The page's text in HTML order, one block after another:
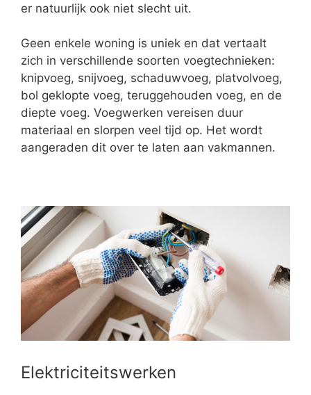
er natuurlijk ook niet slecht uit.
Geen enkele woning is uniek en dat vertaalt
zich in verschillende soorten voegtechnieken:
knipvoeg, snijvoeg, schaduwvoeg, platvolvoeg,
bol geklopte voeg, teruggehouden voeg, en de
diepte voeg. Voegwerken vereisen duur
materiaal en slorpen veel tijd op. Het wordt
aangeraden dit over te laten aan vakmannen.
Elektriciteitswerken